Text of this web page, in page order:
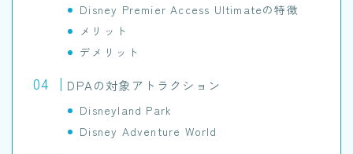
Disney Premier Access Ultimateの特徴
メリット
デメリット
DPAの対象アトラクション
Disneyland Park
Disney Adventure World